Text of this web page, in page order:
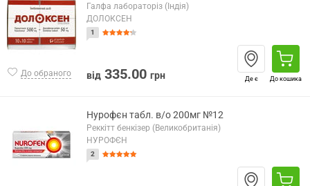
До обраного
Галфа лабораторіз (Індія)
ДОЛОКСЕН
1
від 335.00 грн Де є До кошика
Нурофєн табл. в/о 200мг №12
Реккітт бенкізер (Великобританія)
НУРОФЄН
2